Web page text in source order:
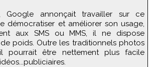
Google annonçait travailler sur ce
démocratiser et améliorer son usage,
aux SMS ou MMS, il ne dispose
poids. Outre les traditionnels photos
pourrait être nettement plus facile